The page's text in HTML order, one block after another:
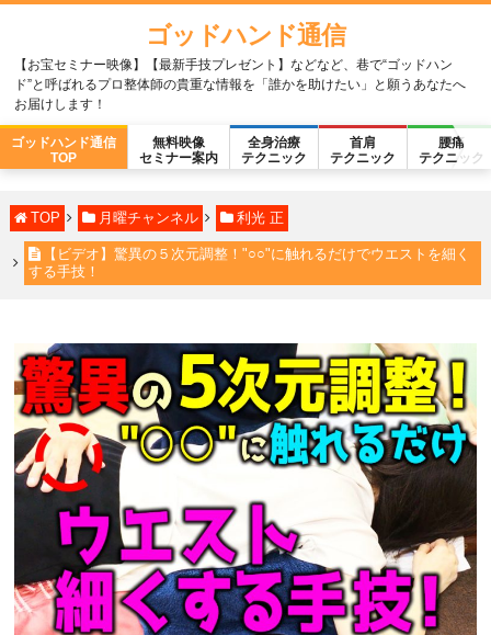
ゴッドハンド通信
【お宝セミナー映像】【最新手技プレゼント】などなど、巷で“ゴッドハン
ド”と呼ばれるプロ整体師の貴重な情報を「誰かを助けたい」と願うあなたへ
お届けします！
ゴッドハンド通信
TOP
無料映像
セミナー案内
全身治療
テクニック
首肩
テクニック
腰痛
テクニック
TOP 月曜チャンネル 利光 正
【ビデオ】驚異の５次元調整！"○○"に触れるだけでウエストを細く
する手技！